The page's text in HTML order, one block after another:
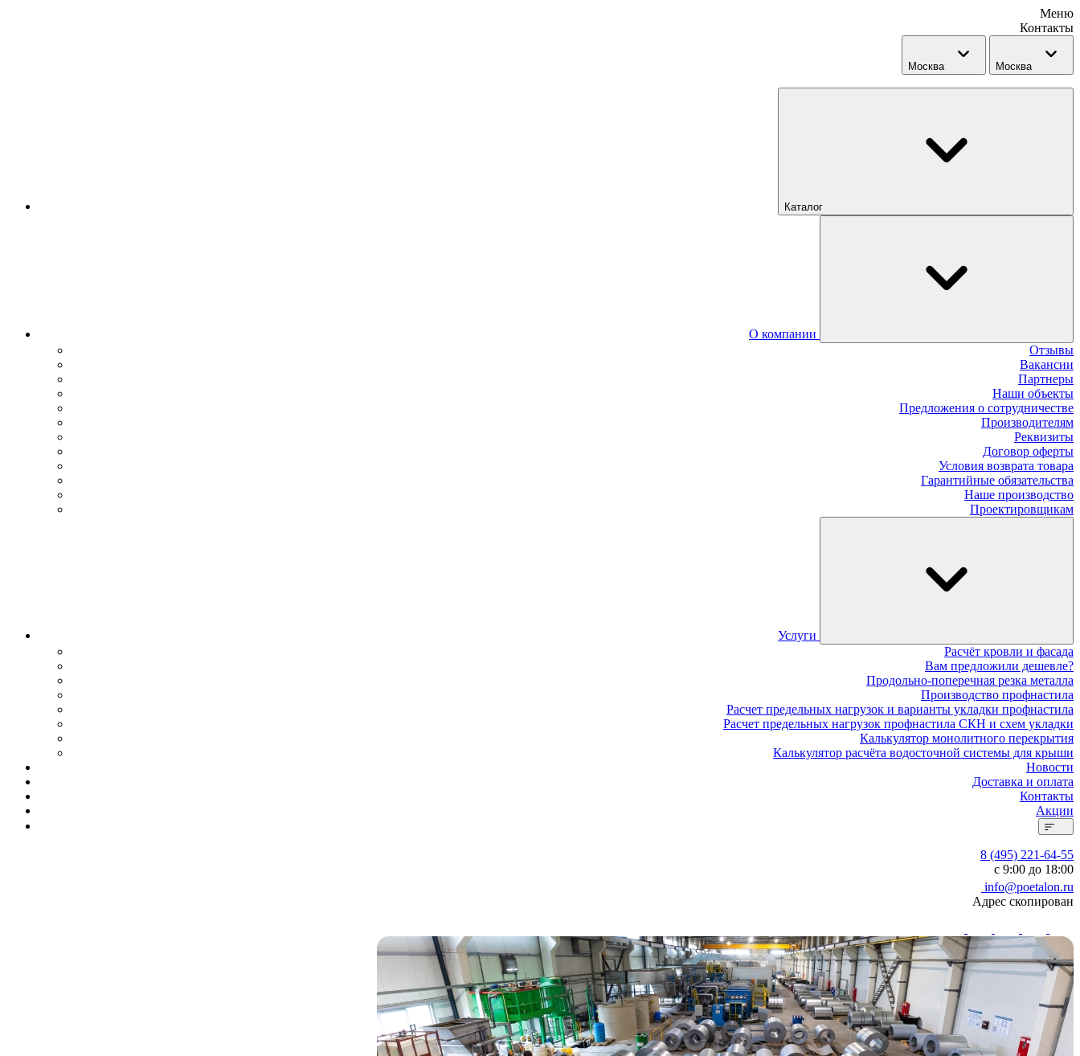
Меню
Контакты
Москва Москва
Каталог
О компании
Отзывы
Вакансии
Партнеры
Наши объекты
Предложения о сотрудничестве
Производителям
Реквизиты
Договор оферты
Условия возврата товара
Гарантийные обязательства
Наше производство
Проектировщикам
Услуги
Расчёт кровли и фасада
Вам предложили дешевле?
Продольно-поперечная резка металла
Производство профнастила
Расчет предельных нагрузок и варианты укладки профнастила
Расчет предельных нагрузок профнастила СКН и схем укладки
Калькулятор монолитного перекрытия
Калькулятор расчёта водосточной системы для крыши
Новости
Доставка и оплата
Контакты
Акции
8 (495) 221-64-55
с 9:00 до 18:00
info@poetalon.ru
Адрес скопирован